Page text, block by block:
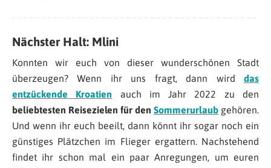
Nächster Halt: Mlini
Konnten wir euch von dieser wunderschönen Stadt
überzeugen? Wenn ihr uns fragt, dann wird das
entzückende Kroatien auch im Jahr 2022 zu den
beliebtesten Reisezielen für den Sommerurlaub gehören.
Und wenn ihr euch beeilt, dann könnt ihr sogar noch ein
günstiges Plätzchen im Flieger ergattern. Nachstehend
findet ihr schon mal ein paar Anregungen, um euren